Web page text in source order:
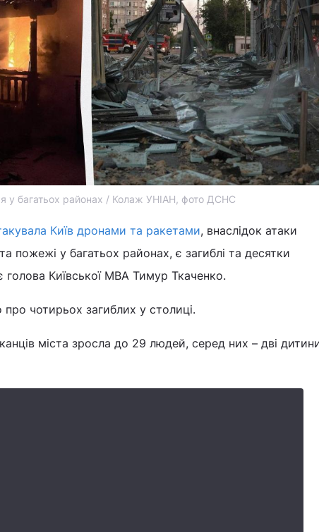
у багатьох районах / Колаж УНІАН, фото ДСНС
Київ дронами та ракетами, внаслідок атаки
пожежі у багатьох районах, є загиблі та десятки
Київської МВА Тимур Ткаченко.
чотирьох загиблих у столиці.
міста зросла до 29 людей, серед них – дві